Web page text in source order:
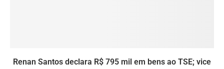
Renan Santos declara R$ 795 mil em bens ao TSE; vice